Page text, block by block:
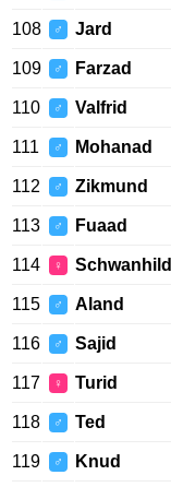
108 ♂ Jard
109 ♂ Farzad
110 ♂ Valfrid
111 ♂ Mohanad
112 ♂ Zikmund
113 ♂ Fuaad
114 ♀ Schwanhild
115 ♂ Aland
116 ♂ Sajid
117 ♀ Turid
118 ♂ Ted
119 ♂ Knud